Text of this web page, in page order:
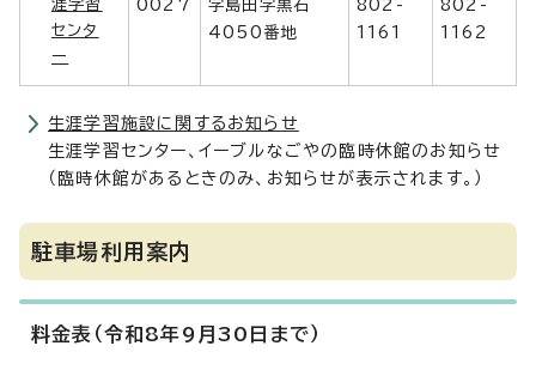
涯学習
センタ
ー
0027
字島田字黒石
4050番地
802-
1161
802-
1162
生涯学習施設に関するお知らせ
生涯学習センター、イーブルなごやの臨時休館のお知らせ
（臨時休館があるときのみ、お知らせが表示されます。）
駐車場利用案内
料金表（令和8年9月30日まで）